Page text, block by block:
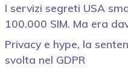
I servizi segreti USA
100.000 SIM. Ma era
Privacy e hype, la
svolta nel GDPR